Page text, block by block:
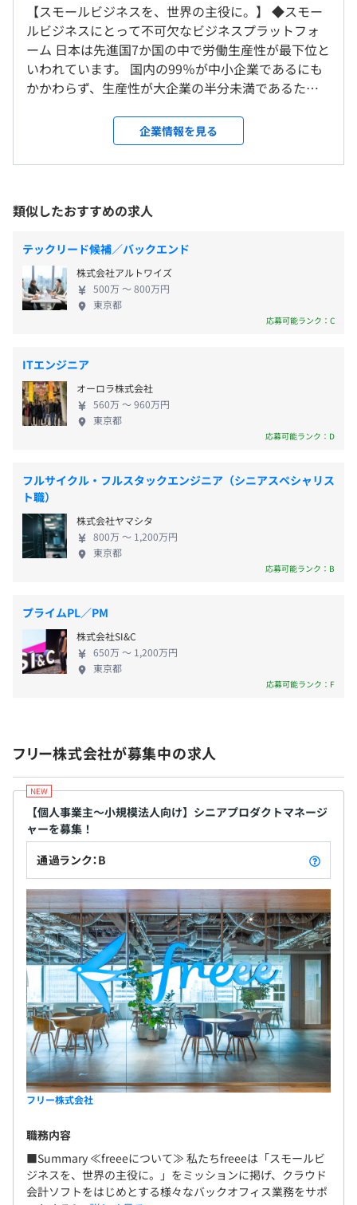
■3.仕事×家庭＝両立の実現
CEOやCTOなど経営陣をはじめ、男性マネジャーも多く育
休を取得するなど、子育ても仕事も大切にする環境です。
http://www.freee.co.jp/payroll
◆freee会社設立
https://www.freee.co.jp/launch/
【freee の特徴】
1. 個人事業主・中小企業のためのプロダクトです。専門知
2. 会計プロダクトは銀行・クレジットカードのアカウン
トと同期するだけで、テキスト解析により、自動で会計帳
簿を作成します。
3.経営状況をリアルタイムで把握するレポートや帳簿、申
・技術書は会社で購入
・メンター制度あり
・社内勉強会の開催
・コードレビュー、ペアプログラミングの実施
MacまたはLinuxマシン。マシンは各自好みのスペックで
注文可能。
ル、スクラム、ペアプロ
Apache Spark
freeeの価値基準に則ってチームで成果を出すことが求め
◆ユーザーにとって本質的に価値があると自信をもって言
えることをする。
◆まず、手を動かしアウトプットする。進めながら考え
＜雇入時＞
東京拠点 品川区大崎1-2-2 アートヴィレッジ大崎セントラ
ルタワー21F
＜変更範囲＞
会社の事業状況やオフィスの移転等により勤務場所が変更
【東京拠点】：JR「大崎駅」より徒歩3分・JR「五反田
駅」より徒歩9分
想定年収は年収提示額を保証するものではありません）
専門型裁量労働制（一日みなし8時間勤務）
・完全週休2日制
・国民の祝日
・年末年始休暇
・年次有給休暇 / 特別有給休暇（慶弔など）
・交通費手当
・住宅手当
・本支給
所定の評価制度に基づき年2回の昇給タイミングあり
社会保険（健康保険、厚生年金、雇用保険、労災保険）
3ヶ月
【スモールビジネスを、世界の主役に。】 ◆スモー
ルビジネスにとって不可欠なビジネスプラットフォ
ーム 日本は先進国7か国の中で労働生産性が最下位と
いわれています。 国内の99％が中小企業であるにも
かかわらず、生産性が大企業の半分未満であるため
め、スモールビジネスの働き方を変えるプラットフ
ォームを構築します。 会計や人事労務をはじめとし
たあらゆる業務の電子化・自動化はもちろん、政府
によるオファータイプの融資を実現、またオンライ
ン上での新規取引先拡大や取引までシームレスに可
能にします。 プラットフォームだからこそ銀行より
も豊富な企業のリアルタイムな経営状況や企業間ネ
ットワーク情報、そしてfreeeを運用することによっ
て実業務から生まれる学習データにより、さらに2,3
歩先のサービスのリリースを実現します。 経理や労
る、そしてfreeeを使いつづけることで業務効率化か
ら収益改善までを現実にするパラダイムシフトを起
こし、業界トッププレイヤーとしてより強固なプラ
ットフォームを構築していきます。 ◆チーム、プロ
ダクト、ビジネスモデルを高く評価されて成長中
Summit での Launch Pad 優勝、総務省後援の
「ASP・SaaS・クラウドアワード ベンチャー大
賞」受賞などの受賞歴を持つとともに、シリコンバ
レーの有力ベンチャーキャピタルやシンガポール政
府系ファンドなど、グローバルな有力投資家より、チ
ーム、プロダクト、ビジネスモデルを高く評価され
から出資を受けながら、freeeは世界レベルのプロダ
クト開発をめざします。スモールビジネスのバックオ
フィス業務の自動化を目指して、一緒にイノベーシ
ョンを起こし、世の中を変える仲間を歓迎します！
企業情報を見る
類似したおすすめの求人
テックリード候補／バックエンド
株式会社アルトワイズ
500万 〜 800万円
東京都
応募可能ランク：C
ITエンジニア
オーロラ株式会社
560万 〜 960万円
東京都
応募可能ランク：D
フルサイクル・フルスタックエンジニア（シニアスペシャリス
ト職）
株式会社ヤマシタ
800万 〜 1,200万円
東京都
応募可能ランク：B
プライムPL／PM
株式会社SI&C
650万 〜 1,200万円
東京都
応募可能ランク：F
フリー株式会社が募集中の求人
【個人事業主〜小規模法人向け】シニアプロダクトマネージ
ャーを募集！
通過ランク：B
フリー株式会社
職務内容
■Summary ≪freeeについて≫ 私たちfreeeは「スモールビ
ジネスを、世界の主役に。」をミッションに掲げ、クラウド
会計ソフトをはじめとする様々なバックオフィス業務をサポ